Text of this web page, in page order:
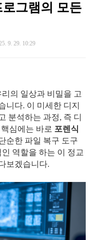
그램의 모든
9. 29. 10:29
의 일상과 비밀을 고
니다. 이 미세한 디지
분석하는 과정, 즉 디
심에는 바로 포렌식
순한 파일 복구 도구
역할을 하는 이 정교
보겠습니다.